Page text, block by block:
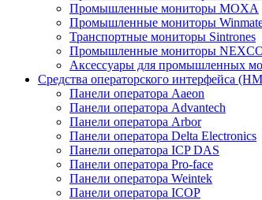
Промышленные мониторы MOXA
Промышленные мониторы
Транспортные мониторы Sintrones
Промышленные мониторы
Аксессуары для промышленных
Средства операторского интерфейса
Панели оператора Aaeon
Панели оператора Advantech
Панели оператора Arbor
Панели оператора Delta Electronics
Панели оператора ICP DAS
Панели оператора Pro-face
Панели оператора Weintek
Панели оператора ICOP